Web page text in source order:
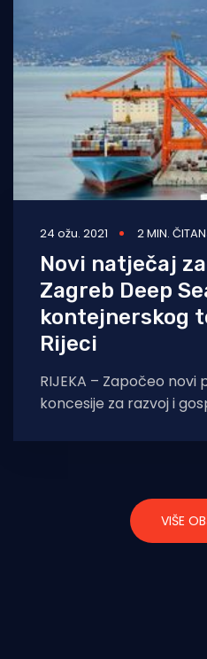
24 ožu. 2021 2 MIN.
Novi natječaj
Zagreb Deep
kontejnerskog
Rijeci
RIJEKA – Započeo
koncesije za razvoj i
luci Rijeka. Postupak
VIŠE